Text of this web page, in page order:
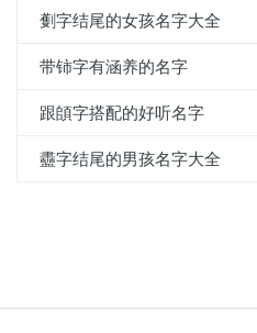
劐字结尾的女孩名字大全
带铈字有涵养的名字
跟頧字搭配的好听名字
衋字结尾的男孩名字大全